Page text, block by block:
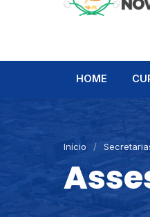
HOME
Início /